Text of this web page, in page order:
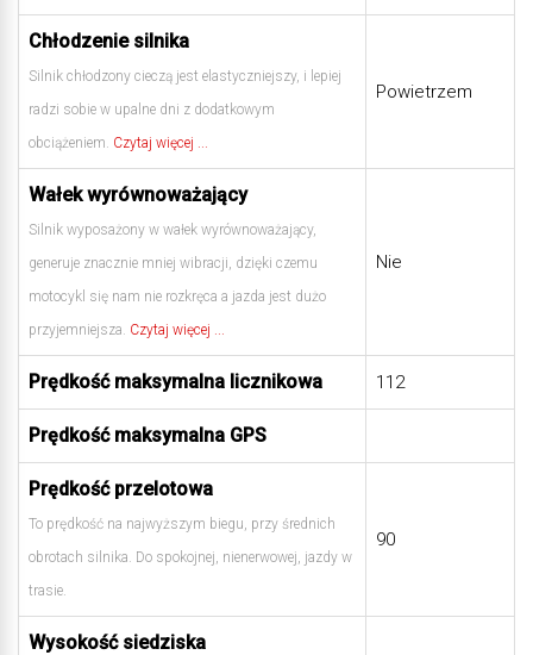
Chłodzenie silnika
Silnik chłodzony cieczą jest elastyczniejszy, i lepiej
radzi sobie w upalne dni z dodatkowym
obciążeniem. Czytaj więcej ...
Powietrzem
Wałek wyrównoważający
Silnik wyposażony w wałek wyrównoważający,
generuje znacznie mniej wibracji, dzięki czemu
motocykl się nam nie rozkręca a jazda jest dużo
przyjemniejsza. Czytaj więcej ...
Nie
Prędkość maksymalna licznikowa 112
Prędkość maksymalna GPS
Prędkość przelotowa
To prędkość na najwyższym biegu, przy średnich
obrotach silnika. Do spokojnej, nienerwowej, jazdy w
trasie.
90
Wysokość siedziska